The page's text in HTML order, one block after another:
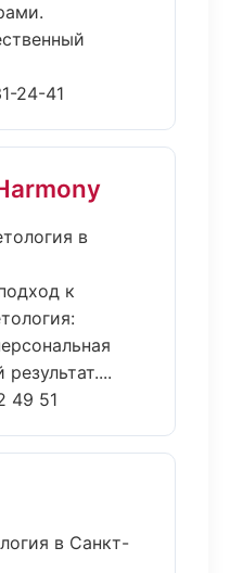
24-41
в
к
49 51
в Санкт-